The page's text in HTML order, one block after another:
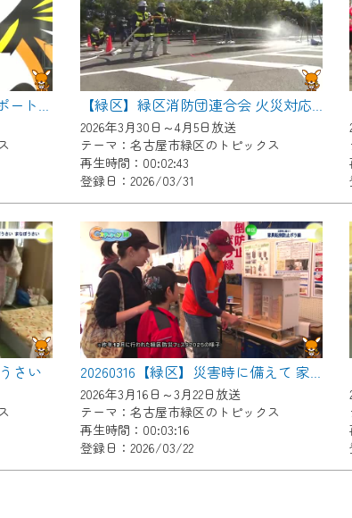
【緑区】新人キャスターがリポート！区内の桜が見ごろ 【緑区】緑区消防団連合会 火災対応技術訓練
2026年3月30日～4月5日放送
テーマ：名古屋市緑区のトピックス
再生時間：00:02:43
登録日：2026/03/31
さい 20260316【緑区】災害時に備えて 家具転倒防止ボラ緑
2026年3月16日～3月22日放送
テーマ：名古屋市緑区のトピックス
再生時間：00:03:16
登録日：2026/03/22
16:30
の画面が「メンテナンス中」にな
いたしますが、ご了承の程よろしくお願いいた